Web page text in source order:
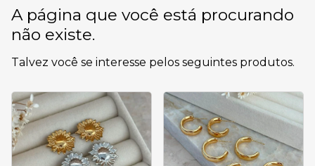
A página que você está procurando
não existe.
Talvez você se interesse pelos seguintes produtos.